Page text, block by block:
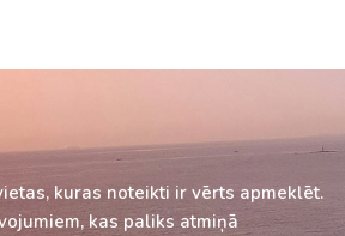
kuras noteikti ir vērts apmeklēt.
kas paliks atmiņā